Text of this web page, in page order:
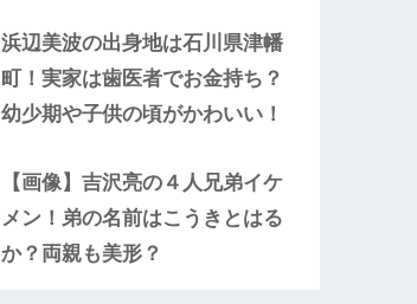
浜辺美波の出身地は石川県津幡
町！実家は歯医者でお金持ち？
幼少期や子供の頃がかわいい！
【画像】吉沢亮の４人兄弟イケ
メン！弟の名前はこうきとはる
か？両親も美形？